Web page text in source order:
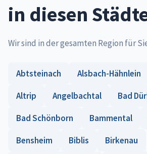
in diesen
Wir sind in der gesamten Region für
Abtsteinach Alsbach-Hähnlein
Altrip
Angelbachtal
Bad
Bad Schönborn
Bammental
Bensheim
Biblis
Birkenau